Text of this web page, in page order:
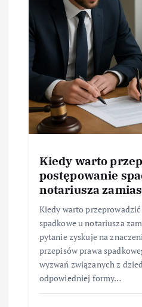
Kiedy warto
postępowanie
notariusza
Kiedy warto
spadkowe u notariusza
pytanie zyskuje na
przepisów prawa
wyzwań związanych z
odpowiedniej formy…